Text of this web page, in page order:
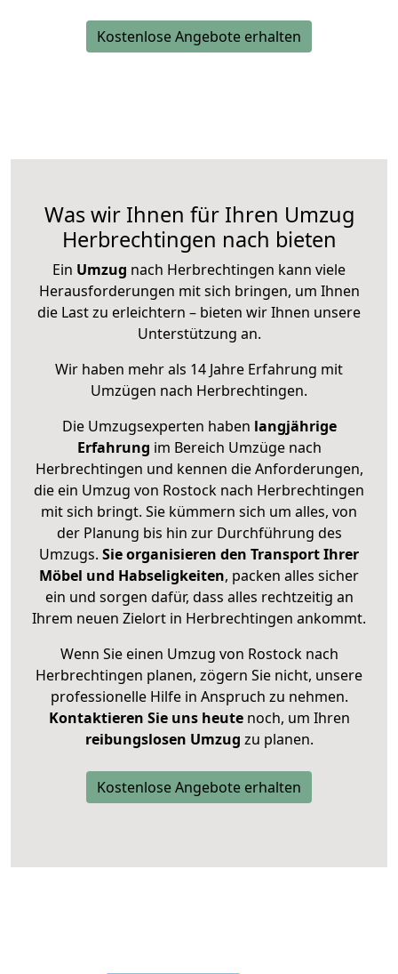
Kostenlose Angebote erhalten
Was wir Ihnen für Ihren Umzug
Herbrechtingen nach bieten
Ein Umzug nach Herbrechtingen kann viele
Herausforderungen mit sich bringen, um Ihnen
die Last zu erleichtern – bieten wir Ihnen unsere
Unterstützung an.
Wir haben mehr als 14 Jahre Erfahrung mit
Umzügen nach Herbrechtingen.
Die Umzugsexperten haben langjährige
Erfahrung im Bereich Umzüge nach
Herbrechtingen und kennen die Anforderungen,
die ein Umzug von Rostock nach Herbrechtingen
mit sich bringt. Sie kümmern sich um alles, von
der Planung bis hin zur Durchführung des
Umzugs. Sie organisieren den Transport Ihrer
Möbel und Habseligkeiten, packen alles sicher
ein und sorgen dafür, dass alles rechtzeitig an
Ihrem neuen Zielort in Herbrechtingen ankommt.
Wenn Sie einen Umzug von Rostock nach
Herbrechtingen planen, zögern Sie nicht, unsere
professionelle Hilfe in Anspruch zu nehmen.
Kontaktieren Sie uns heutenoch, um Ihren
reibungslosen Umzug zu planen.
Kostenlose Angebote erhalten